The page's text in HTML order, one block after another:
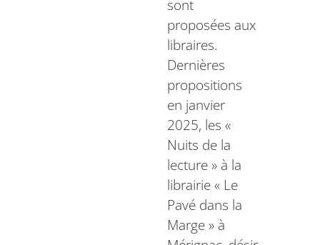
sont
proposées aux
libraires.
Dernières
propositions
en janvier
2025, les «
Nuits de la
lecture » à la
librairie « Le
Pavé dans la
Marge » à